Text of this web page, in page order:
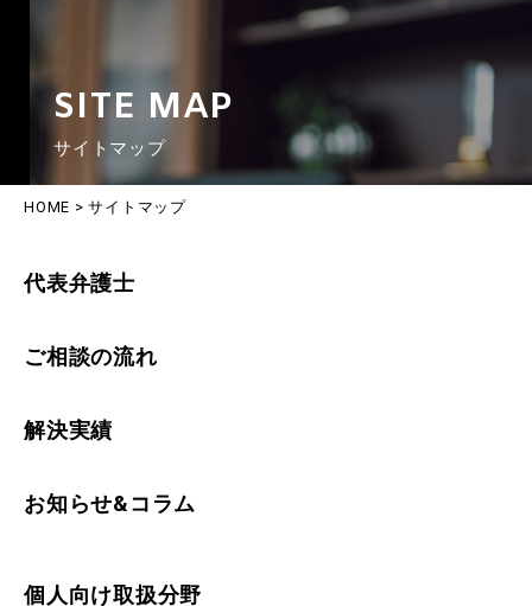
SITE MAP
サイトマップ
HOME >サイトマップ
代表弁護士
ご相談の流れ
解決実績
お知らせ&コラム
個人向け取扱分野